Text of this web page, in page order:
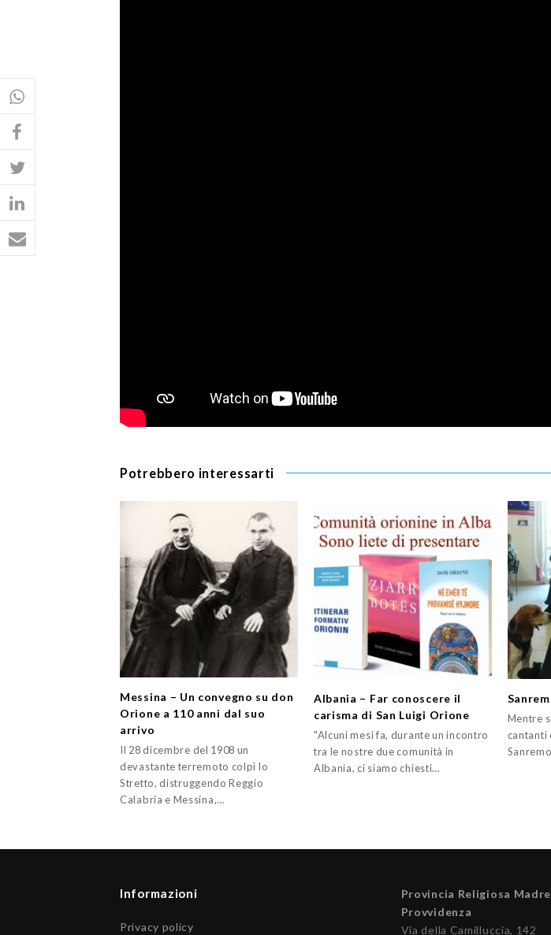
Potrebbero interessarti
Messina – Un convegno su don
Orione a 110 anni dal suo
arrivo
Il 28 dicembre del 1908 un
devastante terremoto colpì lo
Stretto, distruggendo Reggio
Calabria e Messina,…
Albania – Far conoscere il
carisma di San Luigi Orione
"Alcuni mesi fa, durante un incontro
tra le nostre due comunità in
Albania, ci siamo chiesti…
Mentre
cantanti
Informazioni
Privacy policy
Provincia Religiosa
Provvidenza
Via della Camilluccia, 142